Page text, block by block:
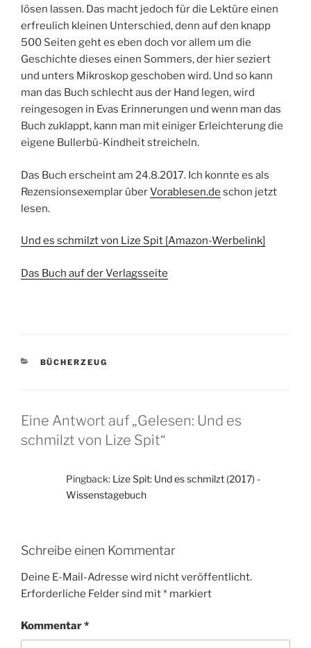
lösen lassen. Das macht jedoch für die Lektüre einen
erfreulich kleinen Unterschied, denn auf den knapp
500 Seiten geht es eben doch vor allem um die
Geschichte dieses einen Sommers, der hier seziert
und unters Mikroskop geschoben wird. Und so kann
man das Buch schlecht aus der Hand legen, wird
reingesogen in Evas Erinnerungen und wenn man das
Buch zuklappt, kann man mit einiger Erleichterung die
eigene Bullerbü-Kindheit streicheln.
Das Buch erscheint am 24.8.2017. Ich konnte es als
Rezensionsexemplar überVorablesen.de schon jetzt
lesen.
Und es schmilzt von Lize Spit [Amazon-Werbelink]
Das Buch auf der Verlagsseite
KATEGORIEN
BÜCHERZEUG
Eine Antwort auf „Gelesen: Und es
schmilzt von Lize Spit“
Pingback: Lize Spit: Und es schmilzt (2017) -
Wissenstagebuch
Schreibe einen Kommentar
Deine E-Mail-Adresse wird nicht veröffentlicht.
Erforderliche Felder sind mit* markiert
Kommentar*